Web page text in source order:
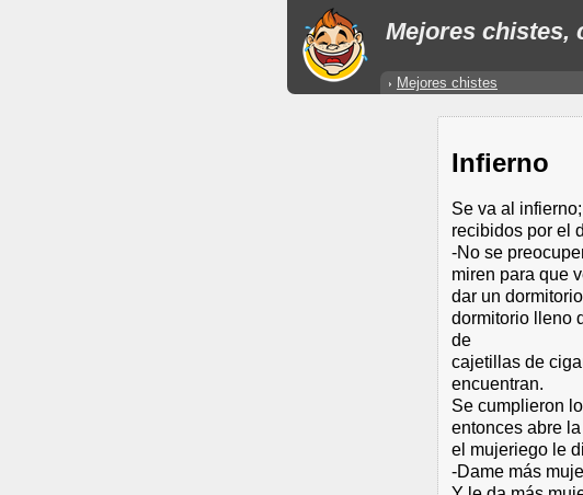
Mejores chistes,
Mejores chistes
Infierno
Se va al
recibidos por el
-No se
miren para que
dar un
dormitorio lleno
de
cajetillas de
encuentran.
Se cumplieron
entonces abre
el mujeriego le
-Dame más